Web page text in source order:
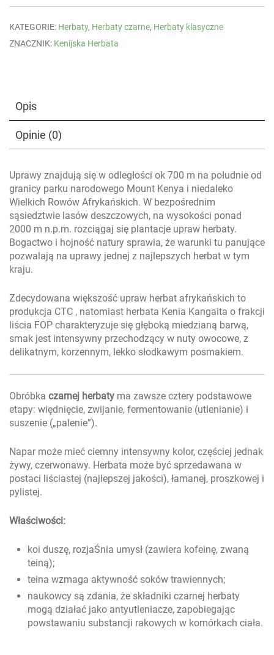
KATEGORIE: Herbaty, Herbaty czarne, Herbaty klasyczne
ZNACZNIK: Kenijska Herbata
Opis
Opinie (0)
Uprawy znajdują się w odległości ok 700 m na południe od
granicy parku narodowego Mount Kenya i niedaleko
Wielkich Rowów Afrykańskich. W bezpośrednim
sąsiedztwie lasów deszczowych, na wysokości ponad
2000 m n.p.m. rozciągaj się plantacje upraw herbaty.
Bogactwo i hojność natury sprawia, że warunki tu panujące
pozwalają na uprawy jednej z najlepszych herbat w tym
kraju.
Zdecydowana większość upraw herbat afrykańskich to
produkcja CTC , natomiast herbata Kenia Kangaita o frakcji
liścia FOP charakteryzuje się głęboką miedzianą barwą,
smak jest intensywny przechodzący w nuty owocowe, z
delikatnym, korzennym, lekko słodkawym posmakiem.
Obróbka czarnej herbaty ma zawsze cztery podstawowe
etapy: więdnięcie, zwijanie, fermentowanie (utlenianie) i
suszenie („palenie”).
Napar może mieć ciemny intensywny kolor, częściej jednak
żywy, czerwonawy. Herbata może być sprzedawana w
postaci liściastej (najlepszej jakości), łamanej, proszkowej i
pylistej.
Właściwości:
koi duszę, rozjaŚnia umysł (zawiera kofeinę, zwaną
teiną);
teina wzmaga aktywność soków trawiennych;
naukowcy są zdania, że składniki czarnej herbaty
mogą działać jako antyutleniacze, zapobiegając
powstawaniu substancji rakowych w komórkach ciała.